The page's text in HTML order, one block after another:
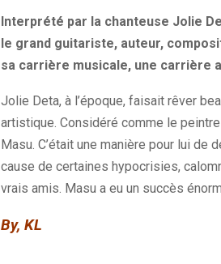
Interprété par la chanteuse Jolie
le grand guitariste, auteur,
sa carrière musicale, une carrière
Jolie Deta, à l’époque, faisait rêver
artistique. Considéré comme le
Masu. C’était une manière pour lui de
cause de certaines hypocrisies,
vrais amis. Masu a eu un succès
By, KL